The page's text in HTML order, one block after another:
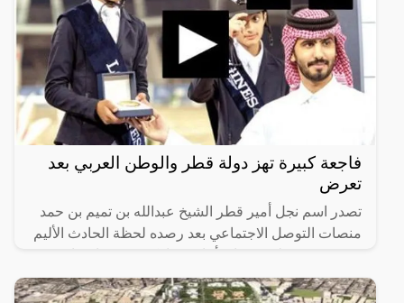
فاجعة كبيرة تهز دولة قطر والوطن العربي بعد
تعرض
تصدر اسم نجل أمير قطر الشيخ عبدالله بن تميم بن حمد
منصات التوصل الاجتماعي بعد رصده لحظة الحادث الأليم
سابق للخيول